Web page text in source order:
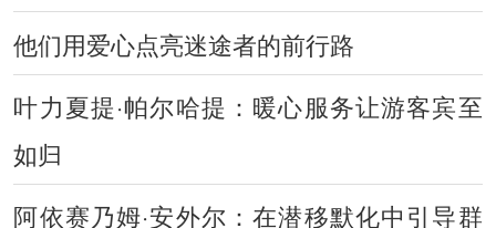
他们用爱心点亮迷途者的前行路
叶力夏提·帕尔哈提：暖心服务让游客宾至
如归
阿依赛乃姆·安外尔：在潜移默化中引导群